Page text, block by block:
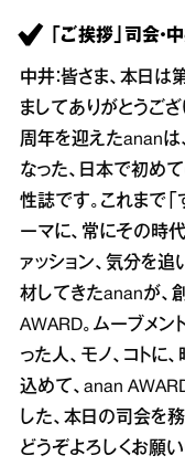
「ご挨拶」司会・
中井：皆さま、本日
ましてありがとうご
周年を迎えたananは
なった、日本で初め
性誌です。これまで
ーマに、常にその時
ァッション、気分を
材してきたananが、
AWARD。ムーブメン
った人、モノ、コト
込めて、anan
した、本日の司会を
どうぞよろしくお願い